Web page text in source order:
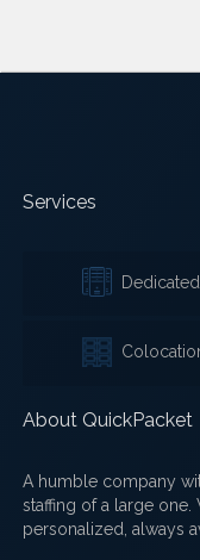
Services
About QuickPacket
A humble company
staffing of a large
personalized, always